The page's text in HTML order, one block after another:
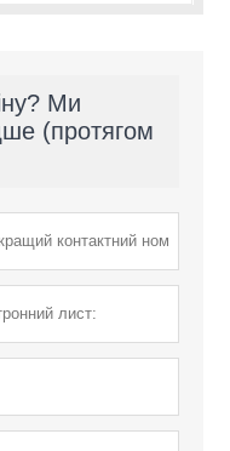
Ми
(протягом